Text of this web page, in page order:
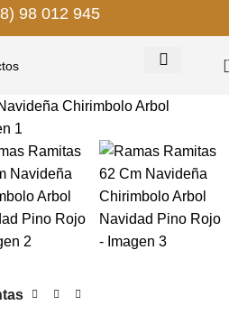
98 012 945